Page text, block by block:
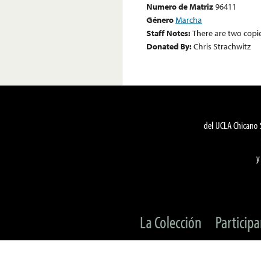
Numero de Matriz96411
GéneroMarcha
Staff Notes:There are two
Donated By:Chris Strachwitz
del UCLA
La Colección